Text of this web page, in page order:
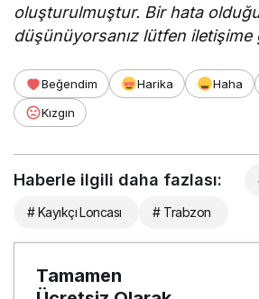
oluşturulmuştur. Bir hata
düşünüyorsanız lütfen iletişime
Beğendim Harika Haha
Kızgın
Haberle ilgili daha fazlası:
# Kayıkçı Loncası # Trabzon
Tamamen